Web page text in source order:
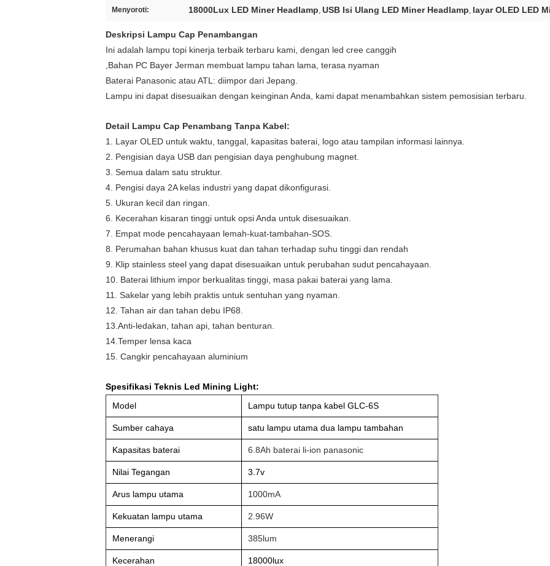
Menyoroti: 18000Lux LED Miner Headlamp, USB Isi Ulang LED Miner Headlamp, layar OLED LED
Deskripsi Lampu Cap Penambangan
Ini adalah lampu topi kinerja terbaik terbaru kami, dengan led cree canggih
,Bahan PC Bayer Jerman membuat lampu tahan lama, terasa nyaman
Baterai Panasonic atau ATL: diimpor dari Jepang.
Lampu ini dapat disesuaikan dengan keinginan Anda, kami dapat menambahkan sistem pemosisian terbaru.
Detail Lampu Cap Penambang Tanpa Kabel:
1. Layar OLED untuk waktu, tanggal, kapasitas baterai, logo atau tampilan informasi lainnya.
2. Pengisian daya USB dan pengisian daya penghubung magnet.
3. Semua dalam satu struktur.
4. Pengisi daya 2A kelas industri yang dapat dikonfigurasi.
5. Ukuran kecil dan ringan.
6. Kecerahan kisaran tinggi untuk opsi Anda untuk disesuaikan.
7. Empat mode pencahayaan lemah-kuat-tambahan-SOS.
8. Perumahan bahan khusus kuat dan tahan terhadap suhu tinggi dan rendah
9. Klip stainless steel yang dapat disesuaikan untuk perubahan sudut pencahayaan.
10. Baterai lithium impor berkualitas tinggi, masa pakai baterai yang lama.
11. Sakelar yang lebih praktis untuk sentuhan yang nyaman.
12. Tahan air dan tahan debu IP68.
13.Anti-ledakan, tahan api, tahan benturan.
14.Temper lensa kaca
15. Cangkir pencahayaan aluminium
Spesifikasi Teknis Led Mining Light:
Model
Lampu tutup tanpa kabel GLC-6S
Sumber cahaya satu lampu utama dua lampu tambahan
Kapasitas baterai 6.8Ah baterai li-ion panasonic
Nilai Tegangan 3.7v
Arus lampu utama 1000mA
Kekuatan lampu utama 2.96W
Menerangi 385lum
Kecerahan 18000lux